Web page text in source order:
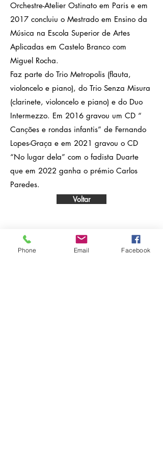
Orchestre-Atelier Ostinato em Paris e em
2017 concluiu o Mestrado em Ensino da
Música na Escola Superior de Artes
Aplicadas em Castelo Branco com
Miguel Rocha.
Faz parte do Trio Metropolis (flauta,
violoncelo e piano), do Trio Senza Misura
(clarinete, violoncelo e piano) e do Duo
Intermezzo. Em 2016 gravou um CD “
Canções e rondas infantis” de Fernando
Lopes-Graça e em 2021 gravou o CD
“No lugar dela” com o fadista Duarte
que em 2022 ganha o prémio Carlos
Paredes.
Voltar
A ASSOCIAÇÃO
História
Phone Email Facebook